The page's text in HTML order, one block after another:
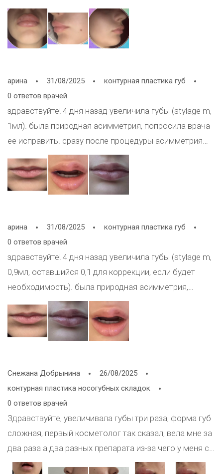
но я походу перестаралась, из-за желания поскорее
убрать эти комки, что правая сторона которую
массировала, которая болела, как будто стала
арина 31/08/2025
контурная пластика губ
0 ответов врачей
здравствуйте! 4 дня назад увеличила губы (stylage m,
1мл). была природная асимметрия, попросила врача
ее исправить. сразу после процедуры асимметрия
стала сильно заметнее. в одну сторону она ввела
больше геля, чем в другую. сейчас отек, как я
понимаю, еще присутствует, но тем не менее есть
само пройдет. подскажите пожалуйста, как быть?
другая сторона (где филлера меньше) ощущается
намного более мягкой и пустой.
арина 31/08/2025
контурная пластика губ
0 ответов врачей
здравствуйте! 4 дня назад увеличила губы (stylage m,
0,9мл, оставшийся 0,1 для коррекции, если будет
необходимость). была природная асимметрия,
попросила врача ее исправить. сразу после
процедуры асимметрия стала сильно заметнее. в
одну сторону она ввела больше геля, чем в другую.
станет. массаж врач делать запретила, сказала, что
через 2 недели все само пройдет. подскажите
пожалуйста, как быть? другая сторона (где филлера
меньше) ощущается намного более мягкой и пустой.
(ниже фото до и после)
Снежана Добрынина
26/08/2025
контурная пластика носогубных складок
0 ответов врачей
Здравствуйте, увеличивала губы три раза, форма губ
сложная, первый косметолог так сказал, вела мне за
два раза а два разных препарата из-за чего у меня с
правой стороны образовался комок, спайка, пришла